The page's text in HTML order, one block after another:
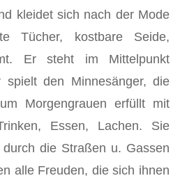
kleidet sich nach der Mode
Tücher, kostbare Seide,
Er steht im Mittelpunkt
spielt den Minnesänger, die
Morgengrauen erfüllt mit
Essen, Lachen. Sie
die Straßen u. Gassen
alle Freuden, die sich ihnen